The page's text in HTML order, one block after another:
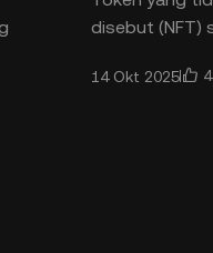
disebut (NFT)
tahun. Namun,
14 Okt 2025 4